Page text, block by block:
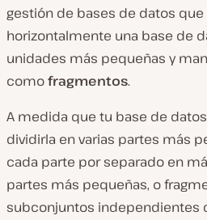
gestión de bases de datos
horizontalmente una base de
unidades más pequeñas y
comofragmentos.
A medida que tu base de
dividirla en varias partes más
cada parte por separado en
partes más pequeñas, o
subconjuntos independientes